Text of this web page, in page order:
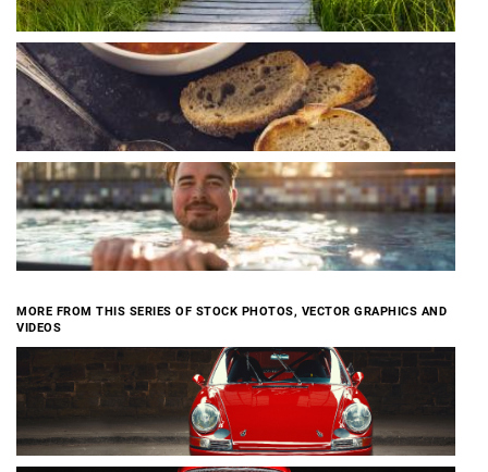
MORE FROM THIS SERIES OF STOCK PHOTOS, VECTOR GRAPHICS AND
VIDEOS